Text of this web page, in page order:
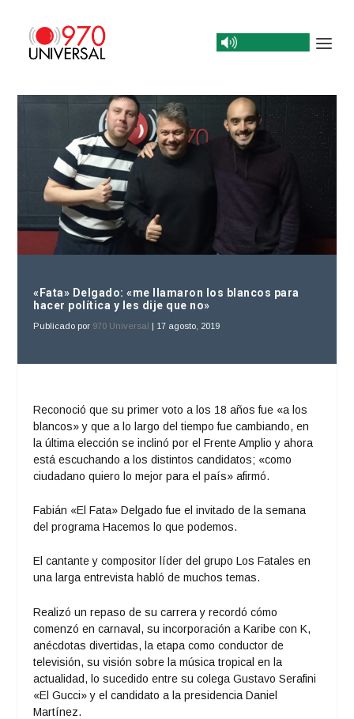
«Fata» Delgado: «me llamaron los blancos para
hacer política y les dije que no»
Publicado por 970 Universal | 17 agosto, 2019
Reconoció que su primer voto a los 18 años fue «a los
blancos» y que a lo largo del tiempo fue cambiando, en
la última elección se inclinó por el Frente Amplio y ahora
está escuchando a los distintos candidatos; «como
ciudadano quiero lo mejor para el país» afirmó.
Fabián «El Fata» Delgado fue el invitado de la semana
del programa Hacemos lo que podemos.
El cantante y compositor líder del grupo Los Fatales en
una larga entrevista habló de muchos temas.
Realizó un repaso de su carrera y recordó cómo
comenzó en carnaval, su incorporación a Karibe con K,
anécdotas divertidas, la etapa como conductor de
televisión, su visión sobre la música tropical en la
actualidad, lo sucedido entre su colega Gustavo Serafini
«El Gucci» y el candidato a la presidencia Daniel
Martínez.